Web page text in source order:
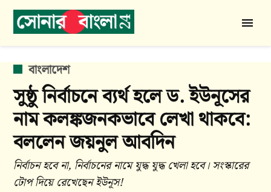
Skip
বাংলা
24
POSTED
IN
বাংলাদেশ
সুষ্ঠু নির্বাচনে ব্যর্থ হলে ড. ইউনূসের
নাম কলঙ্কজনকভাবে লেখা থাকবে:
বললেন জয়নুল আবদিন
নির্বাচন হবে না, নির্বাচনের নামে যুদ্ধ যুদ্ধ খেলা হবে। সংস্কারের
টোপ দিয়ে রেখেছেন ইউনূস!